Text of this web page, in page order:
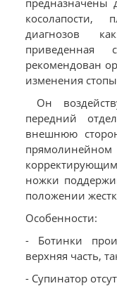
предназначены
косолапости,
диагнозов
рекомендован
изменения
Он
передний
внешнюю
ножки
положении
Особенности:
- Ботинки
верхняя часть,
- Супинатор